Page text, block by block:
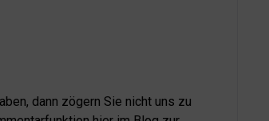
dann zögern Sie nicht uns zu